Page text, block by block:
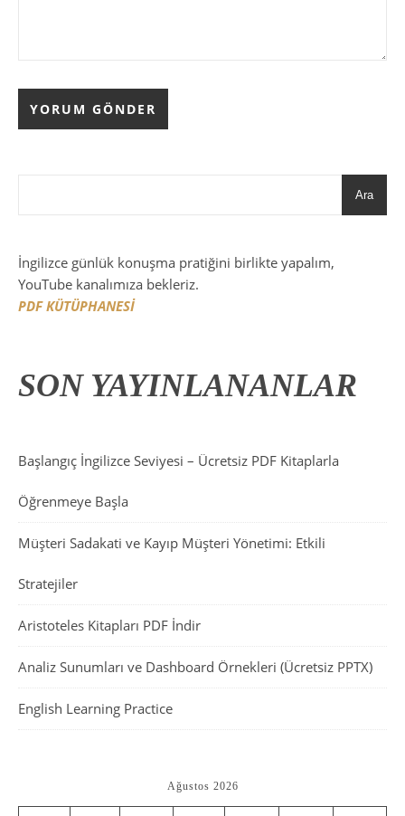
Ara
İngilizce günlük konuşma pratiğini birlikte yapalım,
YouTube kanalımıza bekleriz.
PDF KÜTÜPHANESİ
SON YAYINLANANLAR
Başlangıç İngilizce Seviyesi – Ücretsiz PDF Kitaplarla
Öğrenmeye Başla
Müşteri Sadakati ve Kayıp Müşteri Yönetimi: Etkili
Stratejiler
Aristoteles Kitapları PDF İndir
Analiz Sunumları ve Dashboard Örnekleri (Ücretsiz PPTX)
English Learning Practice
Ağustos 2026